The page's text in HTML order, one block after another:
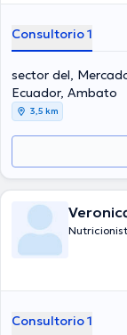
Consultorio 1
sector del,
Ecuador, Ambato
3,5 km
Consultorio 1